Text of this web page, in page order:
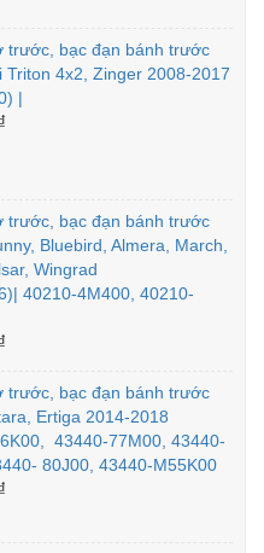
trước, bạc đạn bánh trước
Triton 4x2, Zinger 2008-2017
|
trước, bạc đạn bánh trước
Bluebird, Almera, March,
Wingrad
40210-4M400, 40210-
trước, bạc đạn bánh trước
Ertiga 2014-2018
43440-77M00, 43440-
80J00, 43440-M55K00